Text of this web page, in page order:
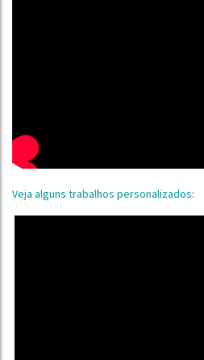
Veja alguns trabalhos personalizados: